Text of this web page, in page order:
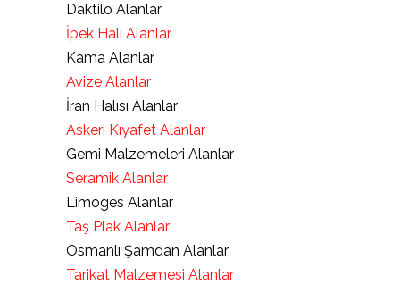
Daktilo Alanlar
İpek Halı Alanlar
Kama Alanlar
Avize Alanlar
İran Halısı Alanlar
Askeri Kıyafet Alanlar
Gemi Malzemeleri Alanlar
Seramik Alanlar
Limoges Alanlar
Taş Plak Alanlar
Osmanlı Şamdan Alanlar
Tarikat Malzemesi Alanlar